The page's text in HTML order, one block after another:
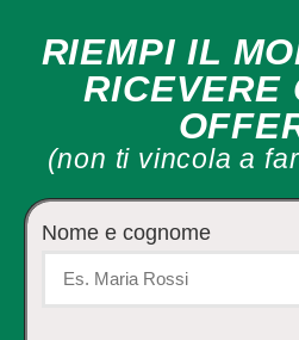
RIEMPI IL
RICEVERE
(non ti vincola a
Nome e cognome